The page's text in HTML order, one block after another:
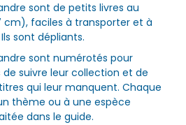
sont de petits livres au
cm), faciles à transporter et à
sont dépliants.
sont numérotés pour
suivre leur collection et de
qui leur manquent. Chaque
thème ou à une espèce
dans le guide.